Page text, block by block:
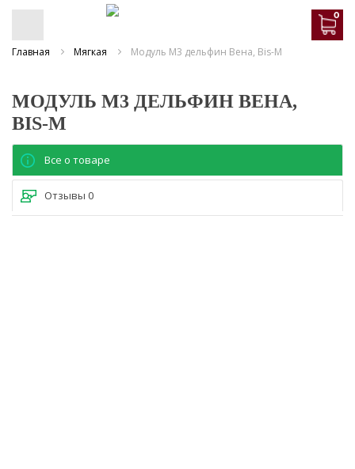
0
Главная Мягкая Модуль М3 дельфин Вена, Bis-M
МОДУЛЬ М3 ДЕЛЬФИН ВЕНА,
BIS-M
Все о товаре
Отзывы 0